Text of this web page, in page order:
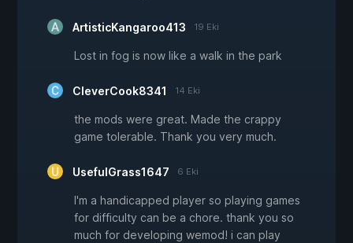
ArtisticKangaroo413 19 Eki
Lost in fog is now like a walk in the park
CleverCook8341 14 Eki
the mods were great. Made the crappy
game tolerable. Thank you very much.
UsefulGrass1647 6 Eki
I'm a handicapped player so playing games
for difficulty can be a chore. thank you so
much for developing wemod! i can play